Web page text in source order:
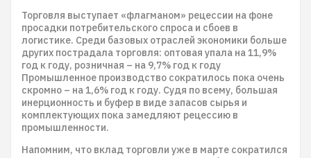
Торговля выступает «флагманом» рецессии на фоне
просадки потребительского спроса и сбоев в
логистике. Среди базовых отраслей экономики больше
других пострадала торговля: оптовая упала на 11,9%
год к году, розничная – на 9,7% год к году
Промышленное производство сократилось пока очень
скромно – на 1,6% год к году. Судя по всему, большая
инерционность и буфер в виде запасов сырья и
комплектующих пока замедляют рецессию в
промышленности.
Напомним, что вклад торговли уже в марте сократился